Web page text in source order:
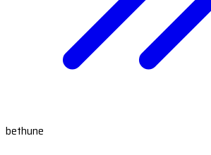
bethune